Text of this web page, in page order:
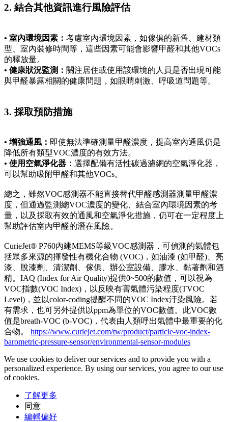
2. 結合其他資訊進行風險評估
• 室內環境因素： 考慮室內環境因素，如傢俱的新舊、建材類
型、室內裝修時間等，這些因素可能會影響甲醛和其他VOCs
的釋放量。
• 健康狀況監測： 關注居住或使用該環境的人員是否出現可能
與甲醛暴露相關的健康問題，如眼睛刺激、呼吸道問題等。
3. 採取預防措施
• 增強通風： 即使無法準確測量甲醛濃度，提高室內通風仍是
降低所有類型VOC濃度的有效方法。
• 使用空氣淨化器： 選擇配備有活性碳過濾網的空氣淨化器，
可以幫助吸附甲醛和其他VOCs。
總之，雖然VOC感測器不能直接替代甲醛感測器測量甲醛濃
度，但通過監測總VOC濃度的變化、結合室內環境因素的考
量，以及採取有效的通風和空氣淨化措施，仍可在一定程度上
幫助評估室內甲醛的潛在風險。
CurieJet® P760內建MEMS等級VOC感測器，可偵測的氣體包
括眾多來源的揮發性有機化合物 (VOC)，如油漆 (如甲醛)、亮
漆、脫漆劑、清潔劑、傢俱、辦公室設備、膠水、黏著劑和酒
精。IAQ (Index for Air Quality)提供0~500的數值，可以視為
VOC指數(VOC Index)，以反映有害氣體污染程度(TVOC
Level)，並以color-coding提醒不同的VOC Index汙染風險。若
有需求，也可另外提供以ppm為單位的VOC數值。此VOC數
值是breath-VOC (b-VOC)，代表由人類呼出氣體中最重要的化
合物。 https://www.curiejet.com/tw/product/particle-voc-index-
barometric-pressure-sensor/environmental-sensor-modules
We use cookies to deliver our services and to provide you with a
personalized experience. By using our services, you agree to our use
of cookies.
了解更多
同意
編輯偏好